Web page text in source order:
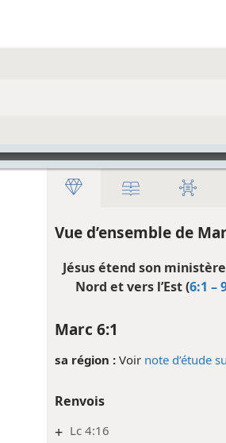
Vue d’ensemble de
Jésus étend son
Nord et vers l’Est (6:1 –
Marc 6:1
sa région : Voir note d’étude
Renvois
+ Lc 4:16